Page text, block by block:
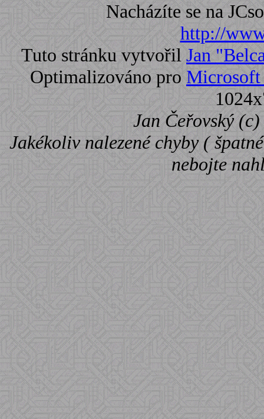
Nacházíte se na
http://
Tuto stránku vytvořil Jan
Optimalizováno pro
Jan Čeřovský
Jakékoliv nalezené chyby (
nebojte